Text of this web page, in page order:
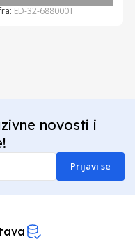
ED-32-688000T
novosti i
Prijavi se